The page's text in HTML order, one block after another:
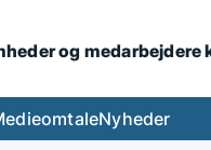
og
Nyheder